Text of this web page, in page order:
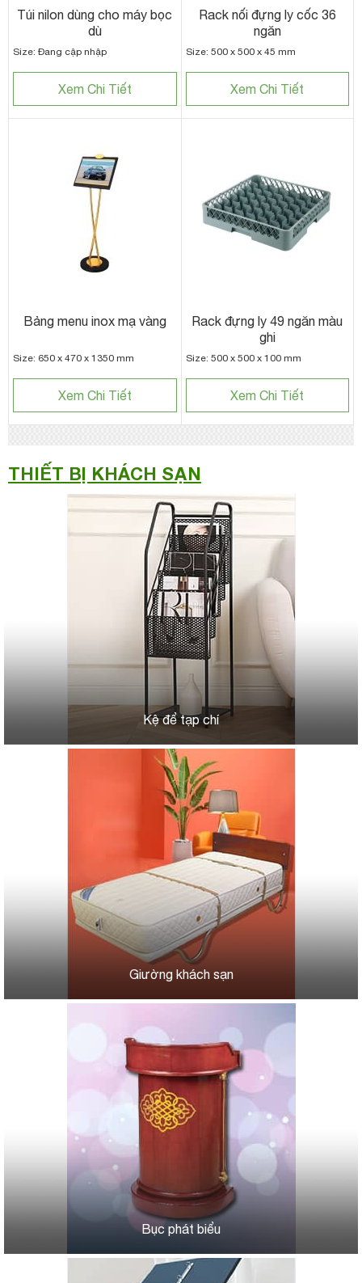
Túi nilon dùng cho máy bọc
dù
Size: Đang cập nhập
Xem Chi Tiết
Rack nối đựng ly cốc 36
ngăn
Size: 500 x 500 x 45 mm
Xem Chi Tiết
Bảng menu inox mạ vàng
Size: 650 x 470 x 1350 mm
Xem Chi Tiết
Rack đựng ly 49 ngăn màu
ghi
Size: 500 x 500 x 100 mm
Xem Chi Tiết
THIẾT BỊ KHÁCH SẠN
Kệ để tạp chí
Giường khách sạn
Bục phát biểu